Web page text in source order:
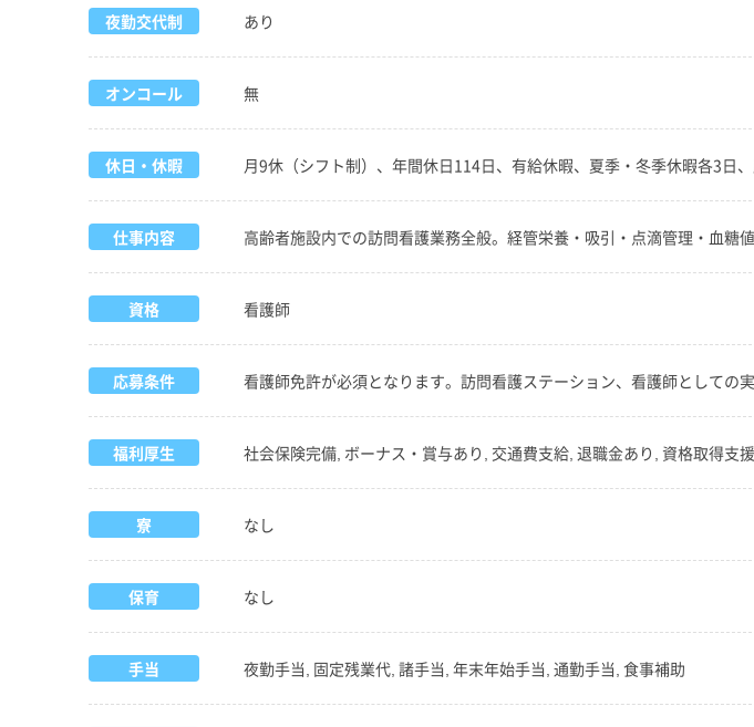
夜勤交代制 あり
オンコール 無
休日・休暇 月9休（シフト制）、年間休日114日、有給休暇、夏季・冬季休暇各3日
仕事内容 高齢者施設内での訪問看護業務全般。経管栄養・吸引・点滴管理・血糖
資格 看護師
応募条件 看護師免許が必須となります。訪問看護ステーション、看護師としての実
福利厚生 社会保険完備, ボーナス・賞与あり, 交通費支給, 退職金あり, 資格取得支
寮 なし
保育 なし
手当 夜勤手当, 固定残業代, 諸手当, 年末年始手当, 通勤手当, 食事補助